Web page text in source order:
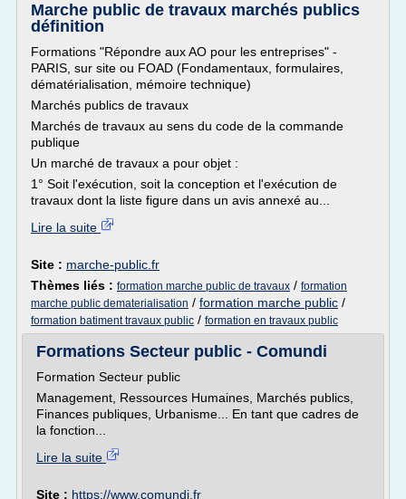
Marche public de travaux marchés publics
définition
Formations "Répondre aux AO pour les entreprises" -
PARIS, sur site ou FOAD (Fondamentaux, formulaires,
dématérialisation, mémoire technique)
Marchés publics de travaux
Marchés de travaux au sens du code de la commande
publique
Un marché de travaux a pour objet :
1° Soit l'exécution, soit la conception et l'exécution de
travaux dont la liste figure dans un avis annexé au...
Lire la suite
Site : marche-public.fr
Thèmes liés : formation marche public de travaux / formation
marche public dematerialisation / formation marche public /
formation batiment travaux public / formation en travaux public
Formations Secteur public - Comundi
Formation Secteur public
Management, Ressources Humaines, Marchés publics,
Finances publiques, Urbanisme... En tant que cadres de
la fonction...
Lire la suite
Site : https://www.comundi.fr